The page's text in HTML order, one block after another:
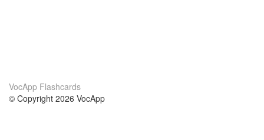
VocApp Flashcards
© Copyright 2026 VocApp